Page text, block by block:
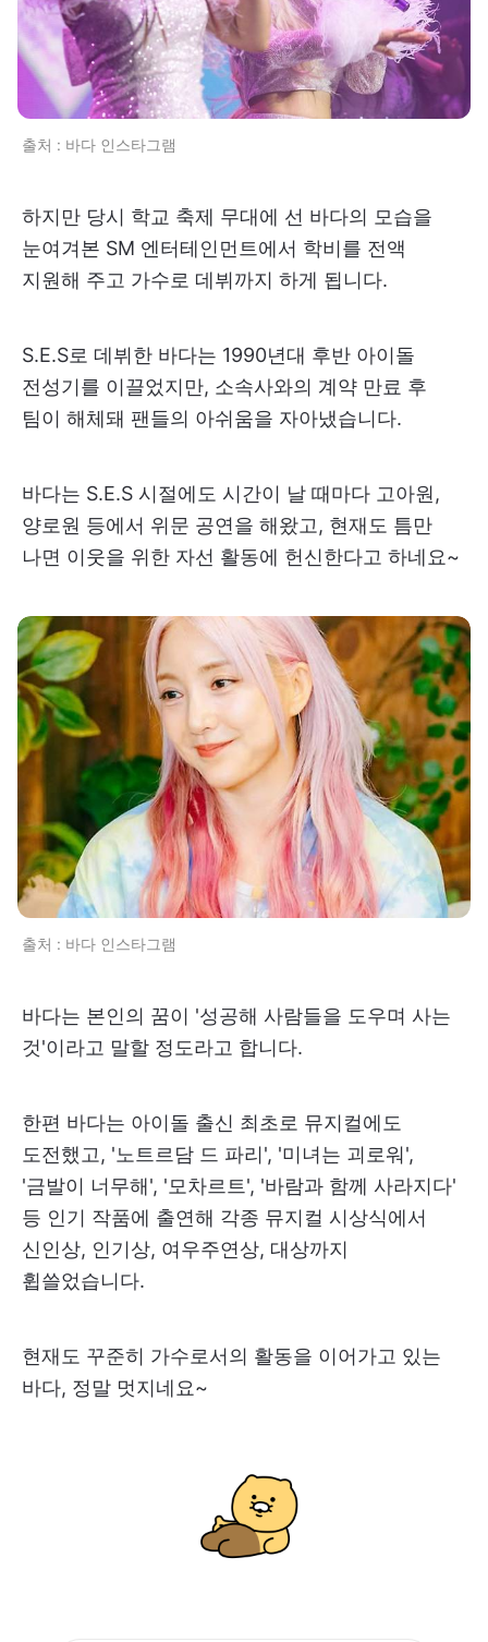
출처 : 바다 인스타그램
하지만 당시 학교 축제 무대에 선 바다의 모습을
눈여겨본 SM 엔터테인먼트에서 학비를 전액
지원해 주고 가수로 데뷔까지 하게 됩니다.
S.E.S로 데뷔한 바다는 1990년대 후반 아이돌
전성기를 이끌었지만, 소속사와의 계약 만료 후
팀이 해체돼 팬들의 아쉬움을 자아냈습니다.
바다는 S.E.S 시절에도 시간이 날 때마다 고아원,
양로원 등에서 위문 공연을 해왔고, 현재도 틈만
나면 이웃을 위한 자선 활동에 헌신한다고 하네요~
출처 : 바다 인스타그램
바다는 본인의 꿈이 '성공해 사람들을 도우며 사는
것'이라고 말할 정도라고 합니다.
한편 바다는 아이돌 출신 최초로 뮤지컬에도
도전했고, '노트르담 드 파리', '미녀는 괴로워',
'금발이 너무해', '모차르트', '바람과 함께 사라지다'
등 인기 작품에 출연해 각종 뮤지컬 시상식에서
신인상, 인기상, 여우주연상, 대상까지
휩쓸었습니다.
현재도 꾸준히 가수로서의 활동을 이어가고 있는
바다, 정말 멋지네요~